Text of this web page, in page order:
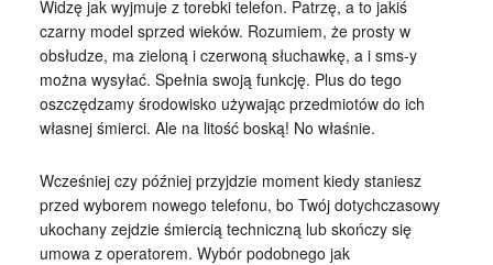
Widzę jak wyjmuje z torebki telefon. Patrzę, a to jakiś
czarny model sprzed wieków. Rozumiem, że prosty w
obsłudze, ma zieloną i czerwoną słuchawkę, a i sms-y
można wysyłać. Spełnia swoją funkcję. Plus do tego
oszczędzamy środowisko używając przedmiotów do ich
własnej śmierci. Ale na litość boską! No właśnie.
Wcześniej czy później przyjdzie moment kiedy staniesz
przed wyborem nowego telefonu, bo Twój dotychczasowy
ukochany zejdzie śmiercią techniczną lub skończy się
umowa z operatorem. Wybór podobnego jak